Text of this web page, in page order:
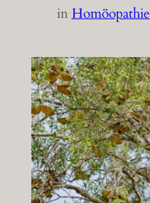
inHomöopathie